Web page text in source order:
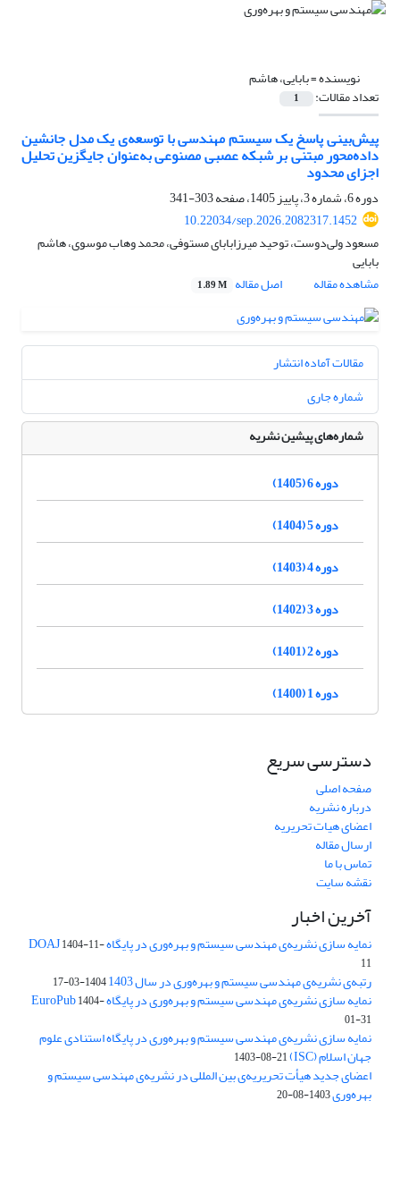
نویسنده =بابایی، هاشم
تعداد مقالات: 1
پیش‌بینی پاسخ یک سیستم مهندسی با توسعه‌ی یک مدل جانشین
داده‌محور مبتنی بر شبکه‌ عصبی مصنوعی به‌عنوان جایگزین تحلیل
اجزای محدود
دوره 6، شماره 3، پاییز 1405، صفحه
303-341
10.22034/sep.2026.2082317.1452
مسعود ولی‌دوست، توحید میرزابابای مستوفی، محمد وهاب موسوی، هاشم
بابایی
مشاهده مقاله
اصل مقاله 1.89 M
مقالات آماده انتشار
شماره جاری
شماره‌های پیشین نشریه
دوره 6 (1405)
دوره 5 (1404)
دوره 4 (1403)
دوره 3 (1402)
دوره 2 (1401)
دوره 1 (1400)
دسترسی سریع
صفحه اصلی
درباره نشریه
اعضای هیات تحریریه
ارسال مقاله
تماس با ما
نقشه سایت
آخرین اخبار
نمایه سازی نشریه‌ی مهندسی سیستم و بهره‌وری در پایگاه DOAJ1404-11-
11
رتبه‌ی نشریه‌ی مهندسی سیستم و بهره‌وری در سال 1403 1404-03-17
نمایه سازی نشریه‌ی مهندسی سیستم و بهره‌وری در پایگاه EuroPub1404-
01-31
نمایه سازی نشریه‌ی مهندسی سیستم و بهره‌وری در پایگاه استنادی علوم
جهان اسلام (ISC) 1403-08-21
اعضای جدید هیأت تحریریه‌ی بین المللی در نشریه‌ی مهندسی سیستم و
بهره‌وری1403-08-20